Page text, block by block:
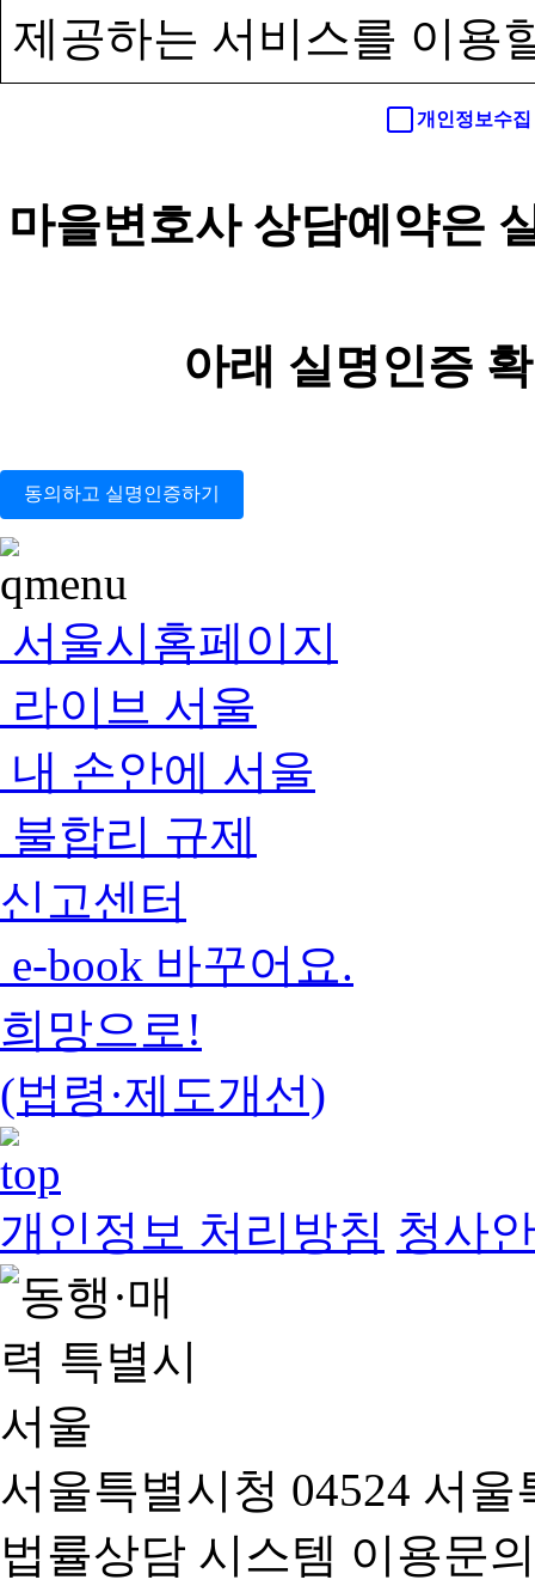
제공하는 서비스를 이용
개인정보수
마을변호사 상담예약은
아래 실명인증
동의하고 실명인증하기
서울시홈페이지
라이브 서울
내 손안에 서울
불합리 규제
신고센터
e-book 바꾸어요.
희망으로!
(법령·제도개선)
개인정보 처리방침 청사
서울특별시청 04524 서
법률상담 시스템 이용문